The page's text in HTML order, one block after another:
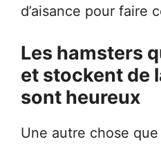
d’aisance pour faire
Les hamsters
et stockent de
sont heureux
Une autre chose